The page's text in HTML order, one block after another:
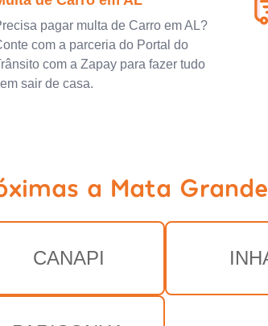
pagar multa de Carro em AL?
com a parceria do Portal do
com a Zapay para fazer tudo
sair de casa.
a Mata
CANAPI